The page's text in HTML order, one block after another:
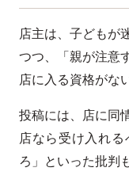
店主は、子どもが
つつ、「親が注意
店に入る資格がな
投稿には、店に同
店なら受け入れ
ろ」といった批判